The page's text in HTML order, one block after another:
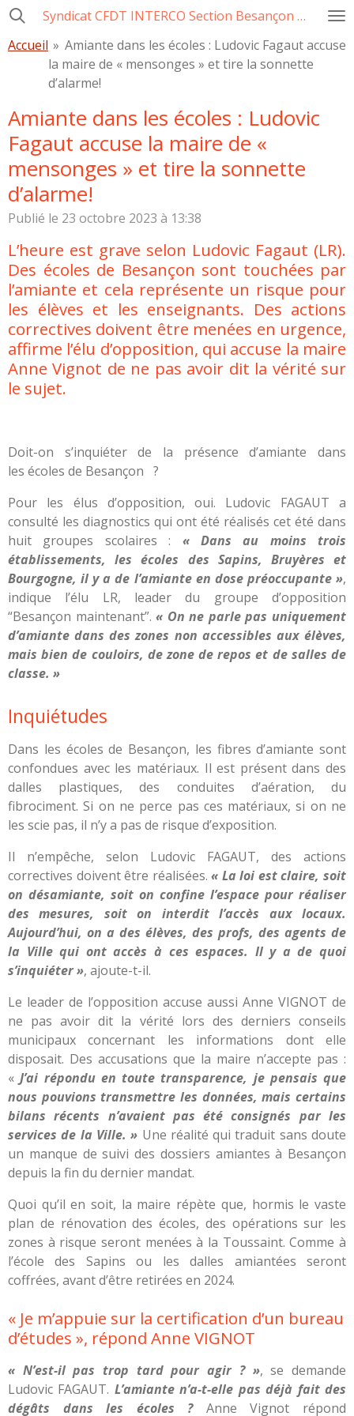
Passer
contenu
principal
Syndicat CFDT INTERCO Section Besançon Ville-CCAS-GBM
Accueil » Amiante dans les écoles : Ludovic Fagaut accuse
la maire de « mensonges » et tire la sonnette
d’alarme!
Amiante dans les écoles : Ludovic
Fagaut accuse la maire de «
mensonges » et tire la sonnette
d’alarme!
Publié le 23 octobre 2023 à 13:38
L’heure est grave selon Ludovic Fagaut (LR).
Des écoles de Besançon sont touchées par
l’amiante et cela représente un risque pour
les élèves et les enseignants. Des actions
correctives doivent être menées en urgence,
affirme l’élu d’opposition, qui accuse la maire
Anne Vignot de ne pas avoir dit la vérité sur
le sujet.
Doit-on s’inquiéter de la présence d’amiante dans
les écoles de Besançon ?
Pour les élus d’opposition, oui. Ludovic FAGAUT a
consulté les diagnostics qui ont été réalisés cet été dans
huit groupes scolaires : « Dans au moins trois
établissements, les écoles des Sapins, Bruyères et
Bourgogne, il y a de l’amiante en dose préoccupante »,
indique l’élu LR, leader du groupe d’opposition
“Besançon maintenant”.« On ne parle pas uniquement
d’amiante dans des zones non accessibles aux élèves,
mais bien de couloirs, de zone de repos et de salles de
classe. »
Inquiétudes
Dans les écoles de Besançon, les fibres d’amiante sont
confondues avec les matériaux. Il est présent dans des
dalles plastiques, des conduites d’aération, du
fibrociment. Si on ne perce pas ces matériaux, si on ne
les scie pas, il n’y a pas de risque d’exposition.
Il n’empêche, selon Ludovic FAGAUT, des actions
correctives doivent être réalisées.« La loi est claire, soit
on désamiante, soit on confine l’espace pour réaliser
des mesures, soit on interdit l’accès aux locaux.
Aujourd’hui, on a des élèves, des profs, des agents de
la Ville qui ont accès à ces espaces. Il y a de quoi
s’inquiéter », ajoute-t-il.
Le leader de l’opposition accuse aussi Anne VIGNOT de
ne pas avoir dit la vérité lors des derniers conseils
municipaux concernant les informations dont elle
disposait. Des accusations que la maire n’accepte pas :
« J’ai répondu en toute transparence, je pensais que
nous pouvions transmettre les données, mais certains
bilans récents n’avaient pas été consignés par les
services de la Ville. » Une réalité qui traduit sans doute
un manque de suivi des dossiers amiantes à Besançon
depuis la fin du dernier mandat.
Quoi qu’il en soit, la maire répète que, hormis le vaste
plan de rénovation des écoles, des opérations sur les
zones à risque seront menées à la Toussaint. Comme à
l’école des Sapins ou les dalles amiantées seront
coffrées, avant d’être retirées en 2024.
« Je m’appuie sur la certification d’un bureau
d’études », répond Anne VIGNOT
« N’est-il pas trop tard pour agir ? », se demande
Ludovic FAGAUT. L’amiante n’a-t-elle pas déjà fait des
dégâts dans les écoles ?Anne Vignot répond